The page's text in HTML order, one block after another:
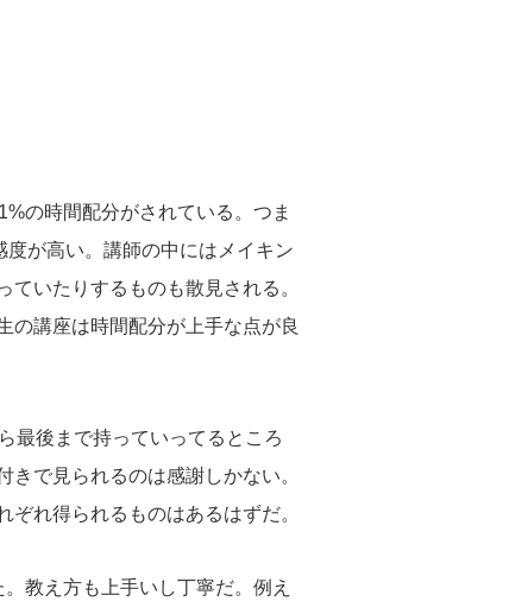
の時間配分がされている。つま
が高い。講師の中にはメイキン
いたりするものも散見される。
の講座は時間配分が上手な点が良
最後まで持っていってるところ
で見られるのは感謝しかない。
れ得られるものはあるはずだ。
教え方も上手いし丁寧だ。例え